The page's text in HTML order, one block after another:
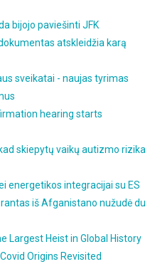
bijojo paviešinti JFK
atskleidžia karą
sveikatai - naujas tyrimas
hearing starts
skiepytų vaikų autizmo rizika
energetikos integracijai su ES
iš Afganistano nužudė du
Largest Heist in Global History
Origins Revisited